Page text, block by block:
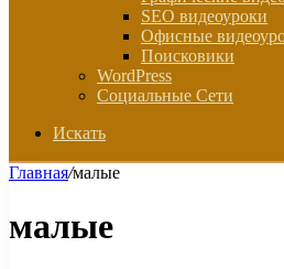
SEO видеоуроки
Офисные
Поисковики
WordPress
Социальные Сети
Искать
Главная/малые
малые